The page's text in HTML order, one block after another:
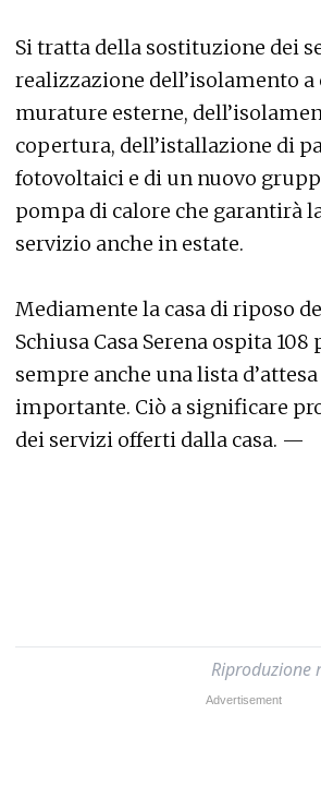
Si tratta della sostituzione dei
realizzazione dell’isolamento
murature esterne,
copertura, dell’istallazione di
fotovoltaici e di un nuovo
pompa di calore che garantirà
servizio anche in estate.
Mediamente la casa di riposo
Schiusa Casa Serena ospita 108
sempre anche una lista
importante. Ciò a significare
dei servizi offerti dalla casa. —
Riproduzione